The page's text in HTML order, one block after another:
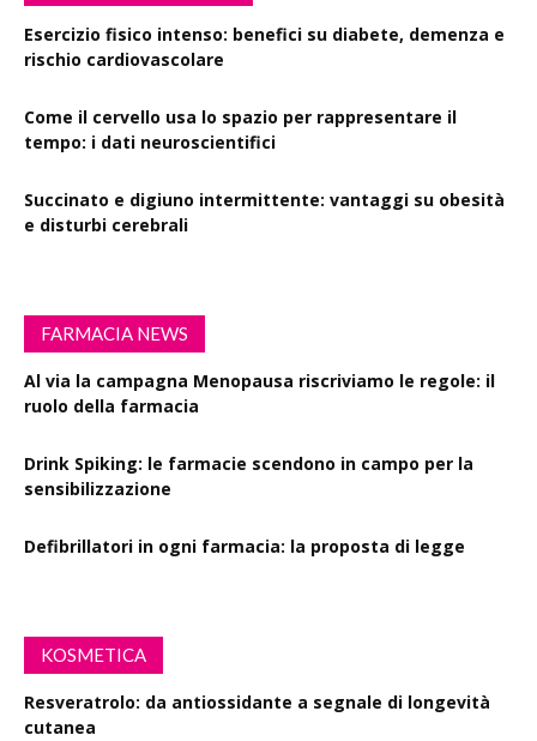
Esercizio fisico intenso: benefici su diabete, demenza e
rischio cardiovascolare
Come il cervello usa lo spazio per rappresentare il
tempo: i dati neuroscientifici
Succinato e digiuno intermittente: vantaggi su obesità
e disturbi cerebrali
FARMACIA NEWS
Al via la campagna Menopausa riscriviamo le regole: il
ruolo della farmacia
Drink Spiking: le farmacie scendono in campo per la
sensibilizzazione
Defibrillatori in ogni farmacia: la proposta di legge
KOSMETICA
Resveratrolo: da antiossidante a segnale di longevità
cutanea